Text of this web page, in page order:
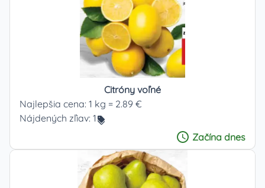
Citróny voľné
Najlepšia cena: 1 kg = 2.89 €
Nájdených zľiav: 1
Začína dnes